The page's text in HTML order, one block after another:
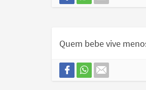
Quem bebe vive